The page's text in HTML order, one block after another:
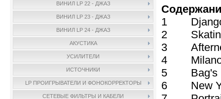
ВИНИЛ LP 22 - ДЖАЗ
ВИНИЛ LP 23 - ДЖАЗ
ВИНИЛ LP 24 - ДЖАЗ
АКУСТИКА
УСИЛИТЕЛИ
ИСТОЧНИКИ
LP ПРОИГРЫВАТЕЛИ И ФОНОКОРРЕКТОРЫ
СЕТЕВЫЕ ФИЛЬТРЫ И КАБЕЛИ
1 Django
2 Skating
3
4 Milano
5 Bag's
6 New